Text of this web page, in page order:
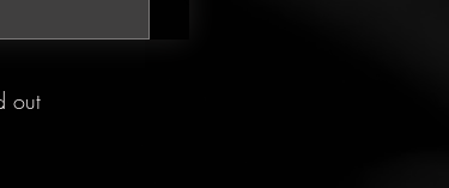
out